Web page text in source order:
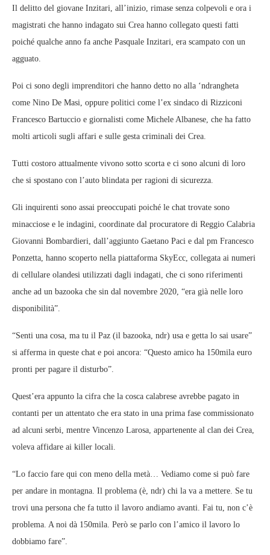
Il delitto del giovane Inzitari, all’inizio, rimase senza colpevoli e ora i
magistrati che hanno indagato sui Crea hanno collegato questi fatti
poiché qualche anno fa anche Pasquale Inzitari, era scampato con un
agguato.
Poi ci sono degli imprenditori che hanno detto no alla ‘ndrangheta
come Nino De Masi, oppure politici come l’ex sindaco di Rizziconi
Francesco Bartuccio e giornalisti come Michele Albanese, che ha fatto
molti articoli sugli affari e sulle gesta criminali dei Crea.
Tutti costoro attualmente vivono sotto scorta e ci sono alcuni di loro
che si spostano con l’auto blindata per ragioni di sicurezza.
Gli inquirenti sono assai preoccupati poiché le chat trovate sono
minacciose e le indagini, coordinate dal procuratore di Reggio Calabria
Giovanni Bombardieri, dall’aggiunto Gaetano Paci e dal pm Francesco
Ponzetta, hanno scoperto nella piattaforma SkyEcc, collegata ai numeri
di cellulare olandesi utilizzati dagli indagati, che ci sono riferimenti
anche ad un bazooka che sin dal novembre 2020, “era già nelle loro
disponibilità”.
“Senti una cosa, ma tu il Paz (il bazooka, ndr) usa e getta lo sai usare”
si afferma in queste chat e poi ancora: “Questo amico ha 150mila euro
pronti per pagare il disturbo”.
Quest’era appunto la cifra che la cosca calabrese avrebbe pagato in
contanti per un attentato che era stato in una prima fase commissionato
ad alcuni serbi, mentre Vincenzo Larosa, appartenente al clan dei Crea,
voleva affidare ai killer locali.
“Lo faccio fare qui con meno della metà… Vediamo come si può fare
per andare in montagna. Il problema (è, ndr) chi la va a mettere. Se tu
trovi una persona che fa tutto il lavoro andiamo avanti. Fai tu, non c’è
problema. A noi dà 150mila. Però se parlo con l’amico il lavoro lo
dobbiamo fare”.